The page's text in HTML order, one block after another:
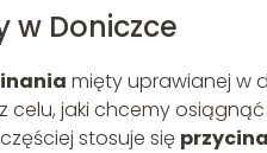
w Doniczce
mięty uprawianej w
jaki chcemy
stosuje się